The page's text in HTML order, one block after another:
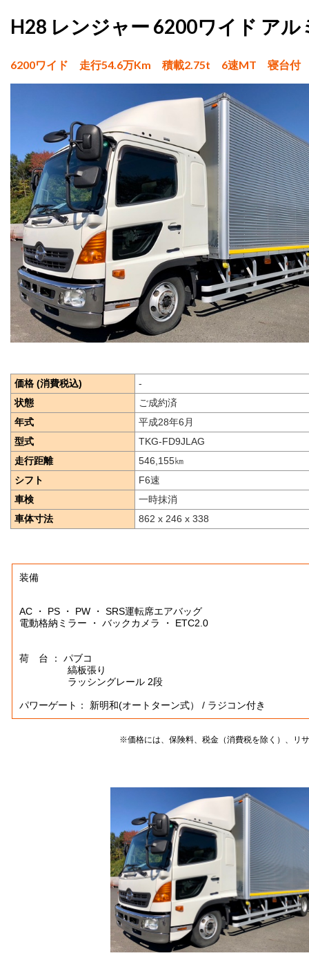
H28 レンジャー 6200ワイド アル
6200ワイド 走行54.6万Km 積載2.75t 6速MT 寝台付
価格 (消費税込)
-
状態
ご成約済
年式
平成28年6月
型式
TKG-FD9JLAG
走行距離
546,155㎞
シフト
F6速
車検
一時抹消
車体寸法
862 x 246 x 338
装備
AC ・ PS ・ PW ・ SRS運転席エアバッグ
電動格納ミラー ・ バックカメラ ・ ETC2.0
荷 台 ： パブコ
縞板張り
ラッシングレール 2段
パワーゲート： 新明和(オートターン式） / ラジコン付き
※価格には、保険料、税金（消費税を除く）、リ